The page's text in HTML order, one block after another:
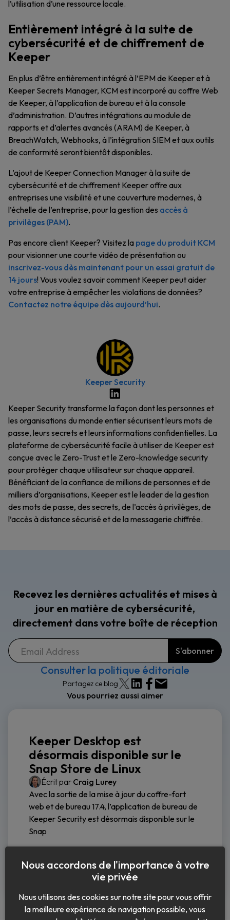
l’utilisation d’une ressource locale.
Entièrement intégré à la suite de
cybersécurité et de chiffrement de
Keeper
En plus d’être entièrement intégré à l’EPM de Keeper et à
Keeper Secrets Manager, KCM est incorporé au coffre Web
de Keeper, à l’application de bureau et à la console
d’administration. D’autres intégrations au module de
rapports et d’alertes avancés (ARAM) de Keeper, à
BreachWatch, Webhooks, à l’intégration SIEM et aux outils
de conformité seront bientôt disponibles.
L’ajout de Keeper Connection Manager à la suite de
cybersécurité et de chiffrement Keeper offre aux
entreprises une visibilité et une couverture modernes, à
l’échelle de l’entreprise, pour la gestion des accès à
privilèges (PAM).
Pas encore client Keeper? Visitez la page du produit KCM
pour visionner une courte vidéo de présentation ou
inscrivez-vous dès maintenant pour un essai gratuit de
14 jours! Vous voulez savoir comment Keeper peut aider
votre entreprise à empêcher les violations de données?
Contactez notre équipe dès aujourd’hui.
Keeper Security
Keeper Security transforme la façon dont les personnes et
les organisations du monde entier sécurisent leurs mots de
passe, leurs secrets et leurs informations confidentielles. La
plateforme de cybersécurité facile à utiliser de Keeper est
conçue avec le Zero-Trust et le Zero-knowledge security
pour protéger chaque utilisateur sur chaque appareil.
Bénéficiant de la confiance de millions de personnes et de
milliers d’organisations, Keeper est le leader de la gestion
des mots de passe, des secrets, de l’accès à privilèges, de
l’accès à distance sécurisé et de la messagerie chiffrée.
Recevez les dernières actualités et mises à
jour en matière de cybersécurité,
directement dans votre boîte de réception
Consulter la politique éditoriale
Partagez ce blog
Vous pourriez aussi aimer
Keeper Desktop est
désormais disponible sur le
Snap Store de Linux
Écrit par Craig Lurey
Avec la sortie de la mise à jour du coffre-fort
web et de bureau 17.4, l’application de bureau de
Keeper Security est désormais disponible sur le
Snap
Lire la suite
Nous accordons de l'importance à votre
vie privée
Nous utilisons des cookies sur notre site pour vous offrir
la meilleure expérience de navigation possible, vous